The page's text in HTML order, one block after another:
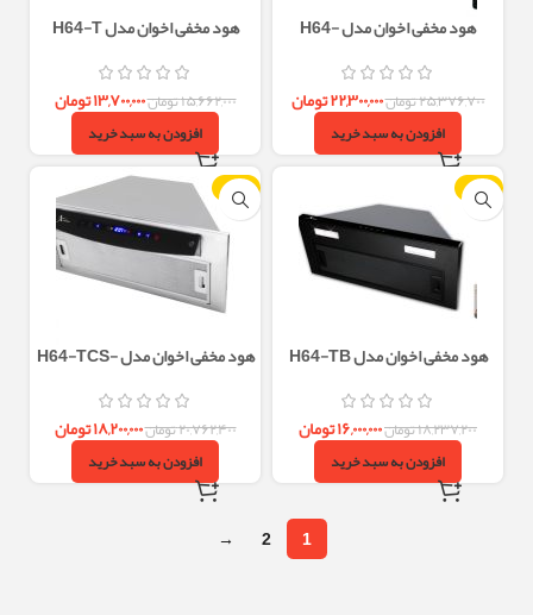
هود مخفی اخوان مدل H64-
۲۵,۳۷۶,۷۰۰تومان۲۲,۳۰۰,۰۰۰تومان
افزودن به سبد خرید
هود مخفی اخوان مدل H64-T
۱۵,۶۶۲,۰۰۰تومان۱۳,۷۰۰,۰۰۰تومان
افزودن به سبد خرید
-12%
هود مخفی اخوان مدل H64-TB
۱۸,۲۳۷,۲۰۰تومان۱۶,۰۰۰,۰۰۰تومان
افزودن به سبد خرید
-12%
هود مخفی اخوان مدل H64-TCS-
۲۰,۷۶۲,۴۰۰تومان۱۸,۲۰۰,۰۰۰تومان
افزودن به سبد خرید
1
2
→